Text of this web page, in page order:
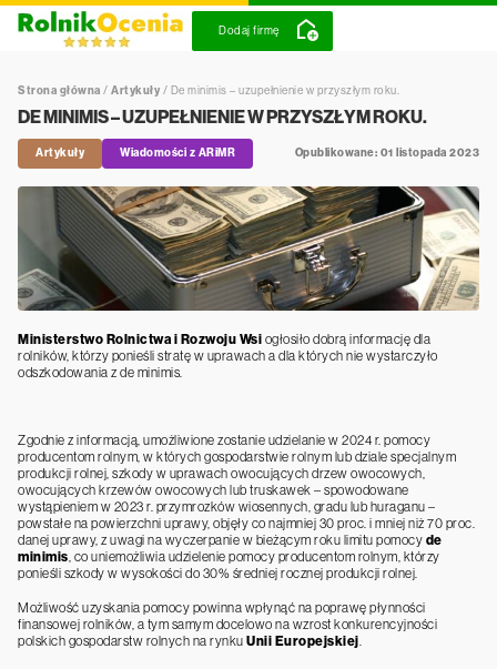
Dodaj firmę
Strona główna / Artykuły / De minimis – uzupełnienie w przyszłym roku.
DE MINIMIS – UZUPEŁNIENIE W PRZYSZŁYM ROKU.
Artykuły Wiadomości z ARiMR Opublikowane: 01 listopada 2023
Ministerstwo Rolnictwa i Rozwoju Wsi ogłosiło dobrą informację dla
rolników, którzy ponieśli stratę w uprawach a dla których nie wystarczyło
odszkodowania z de minimis.
Zgodnie z informacją, umożliwione zostanie udzielanie w 2024 r. pomocy
producentom rolnym, w których gospodarstwie rolnym lub dziale specjalnym
produkcji rolnej, szkody w uprawach owocujących drzew owocowych,
owocujących krzewów owocowych lub truskawek – spowodowane
wystąpieniem w 2023 r. przymrozków wiosennych, gradu lub huraganu –
powstałe na powierzchni uprawy, objęły co najmniej 30 proc. i mniej niż 70 proc.
danej uprawy, z uwagi na wyczerpanie w bieżącym roku limitu pomocy de
minimis, co uniemożliwia udzielenie pomocy producentom rolnym, którzy
ponieśli szkody w wysokości do 30% średniej rocznej produkcji rolnej.
Możliwość uzyskania pomocy powinna wpłynąć na poprawę płynności
finansowej rolników, a tym samym docelowo na wzrost konkurencyjności
polskich gospodarstw rolnych na rynku Unii Europejskiej